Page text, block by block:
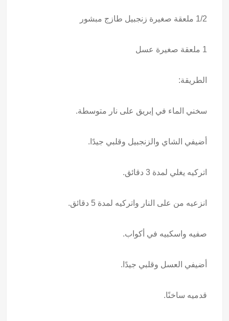
1/2 ملعقة صغيرة زنجبيل طازج مبشور
1 ملعقة صغيرة عسل
الطريقة:
سخني الماء في إبريق على نار متوسطة.
أضيفي الشاي والزنجبيل وقلبي جيدًا.
اتركيه يغلي لمدة 3 دقائق.
انزعيه من على النار واتركيه لمدة 5 دقائق.
صفيه واسكبيه في أكواب.
أضيفي العسل وقلبي جيدًا.
قدميه ساخنًا.